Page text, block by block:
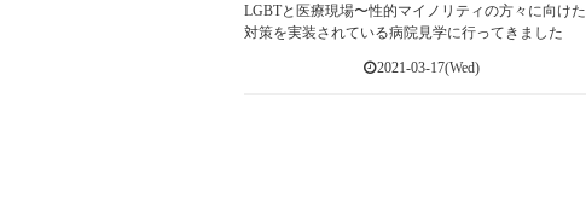
LGBTと医療現場〜性的マイノリティの方々に向けた
対策を実装されている病院見学に行ってきました
2021-03-17(Wed)